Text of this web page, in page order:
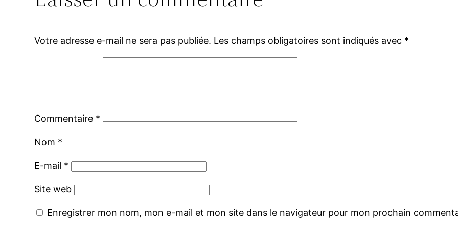
Votre adresse e-mail ne sera pas publiée. Les champs obligatoires sont indiqués avec *
Commentaire *
Nom *
E-mail *
Site web
Enregistrer mon nom, mon e-mail et mon site dans le navigateur pour mon prochain